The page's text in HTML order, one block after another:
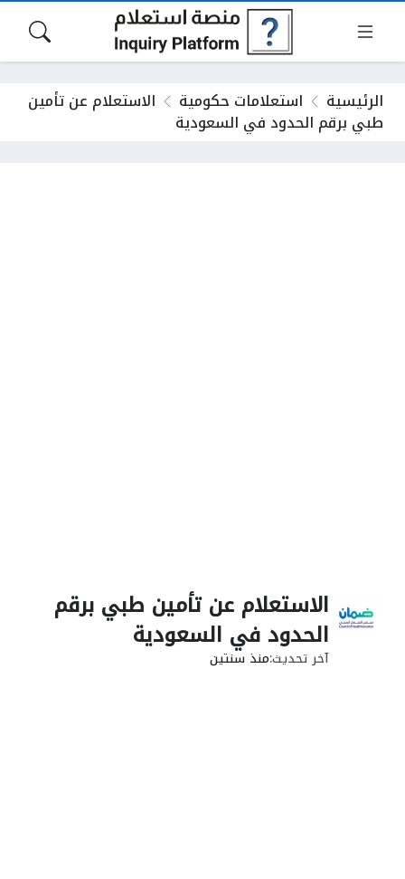
الرئيسية استعلامات حكومية الاستعلام عن تأمين
طبي برقم الحدود في السعودية
الاستعلام عن تأمين طبي برقم
الحدود في السعودية
آخر تحديثمنذ سنتين